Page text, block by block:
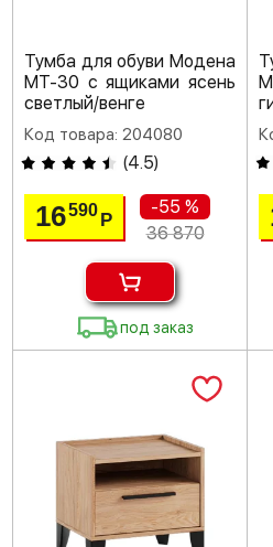
Тумба для обуви Модена
МТ-30 с ящиками ясень
светлый/венге
Код товара: 204080
(4.5)
16590Р
-55 %
36 870
под заказ